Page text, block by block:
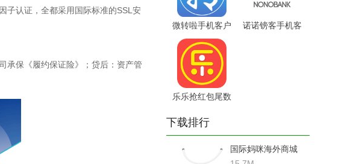
子认证，全都采用国际标准的SSL安
承保《履约保证险》；贷后：资产管
微转啦手机客户
端
诺诺镑客手机客
乐乐抢红包尾数
下载排行
国际妈咪海外商城